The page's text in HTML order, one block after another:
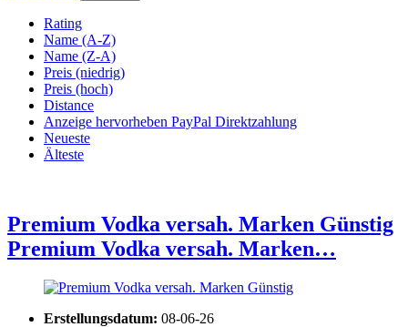
Rating
Name (A-Z)
Name (Z-A)
Preis (niedrig)
Preis (hoch)
Distance
Anzeige hervorheben PayPal Direktzahlung
Neueste
Älteste
Premium Vodka versah. Marken Günstig
Premium Vodka versah. Marken…
Erstellungsdatum: 08-06-26